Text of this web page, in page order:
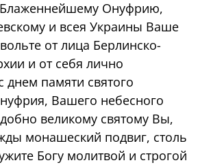
Блаженнейшему Онуфрию,
и всея Украины Ваше
от лица Берлинско-
и от себя лично
днем памяти святого
Вашего небесного
великому святому Вы,
монашеский подвиг, столь
Богу молитвой и строгой